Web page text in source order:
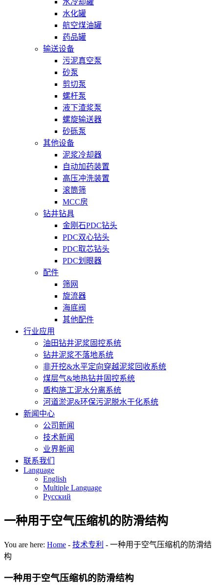
水化罐
航空煤油罐
药品罐
输送设备
污泥真空泵
砂泵
剪切泵
螺杆泵
液下渣浆泵
螺旋输送器
砂砾泵
其他设备
泥浆冷却器
自动加药装置
高压冲洗装置
滚筒筛
MCC房
钻井钻具
金刚石PDC钻头
PDC双心钻头
PDC取芯钻头
PDC划眼器
配件
筛网
旋流器
海底阀
其他配件
行业应用
油田钻井泥浆固控系统
钻井泥浆不落地系统
非开挖&水平定向穿越泥浆回收系统
煤层气&地热钻井固控系统
盾构施工泥水分离系统
河道淤泥&环保污泥脱水干化系统
新闻中心
公司新闻
技术新闻
业界新闻
联系我们
Language
English
Multiple Language
Русский
一种用于空气压缩机的防滑结构
You are here: Home - 技术专利 - 一种用于空气压缩机的防滑结
构
一种用于空气压缩机的防滑结构